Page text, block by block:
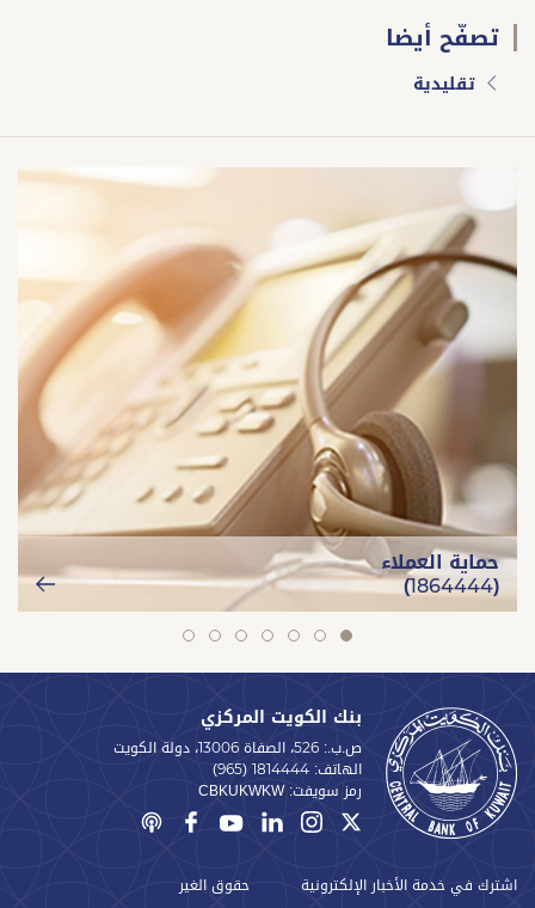
تصفّح أيضا
تقليدية
حماية العملاء
(1864444)
slide
1
slide
2
slide
slide
4
slide
slide
6
slide
بنك الكويت المركزي
ص.ب.: 526، الصفاة 13006، دولة الكويت
الهاتف: (965) 1814444
رمز سويفت:CBKUKWKW
اشترك في خدمة الأخبار الإلكترونية
حقوق الغير